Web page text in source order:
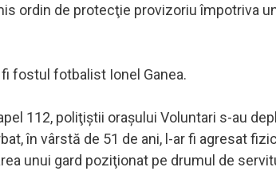
ordin de protecţie provizoriu împotriva
fostul fotbalist Ionel Ganea.
112, poliţiştii oraşului Voluntari s-au
în vârstă de 51 de ani, l-ar fi agresat
unui gard poziţionat pe drumul de